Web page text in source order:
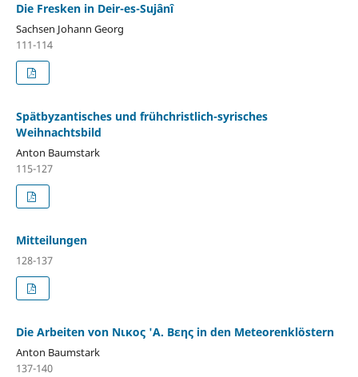
Die Fresken in Deir-es-Sujânî
Sachsen Johann Georg
111-114
Spätbyzantisches und frühchristlich-syrisches
Weihnachtsbild
Anton Baumstark
115-127
Mitteilungen
128-137
Die Arbeiten von Νικος 'A. Βεης in den Meteorenklöstern
Anton Baumstark
137-140